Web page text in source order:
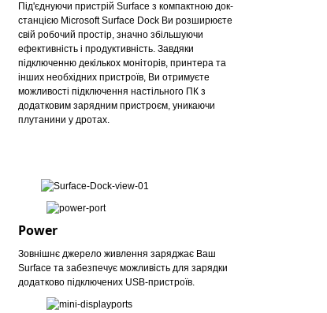
Під'єднуючи пристрій Surface з компактною док-
станцією Microsoft Surface Dock Ви розширюєте
свій робочий простір, значно збільшуючи
ефективність і продуктивність. Завдяки
підключенню декількох моніторів, принтера та
інших необхідних пристроїв, Ви отримуєте
можливості підключення настільного ПК з
додатковим зарядним пристроєм, уникаючи
плутанини у дротах.
Power
Зовнішнє джерело живлення заряджає Ваш
Surface та забезпечує можливість для зарядки
додатково підключених USB-пристроїв.